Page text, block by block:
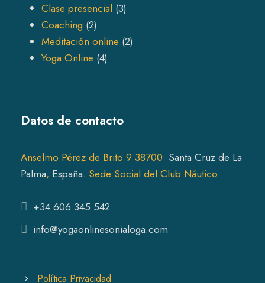
p
o
s
Clase presencial 33
r
t
Coaching 22
p
c
s
Meditación online 22
t
s
Yoga Online 44
d
c
t
Datos de contacto
Anselmo Pérez de Brito 9 38700 Santa Cruz de La
Palma, España. Sede Social del Club Náutico
+34 606 345 542
info@yogaonlinesonialoga.com
Política Privacidad